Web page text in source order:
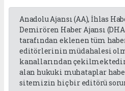
Anadolu Ajansı (AA), İhlas
Demirören Haber Ajansı
tarafından eklenen tüm
editörlerinin müdahalesi
kanallarından
alan hukuki muhataplar
sitemizin hiç bir editörü